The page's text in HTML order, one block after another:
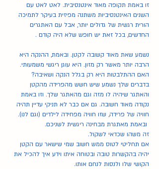
החדשים, בכל זאת יש חופש שלא היה קודם .
הרבה יותר מאשר רק מזון. היא עוגן ריגשי משמעותי.
האם ההתלבטות היא רק בגלל הנקה ושאיבה?
חוויה של פרידה, שזו חוויה מפחידה לילדים (וגם לנו).
זה משהו שכדאי לשקול.
הקושי שלו ולנסות לנחם אותו.